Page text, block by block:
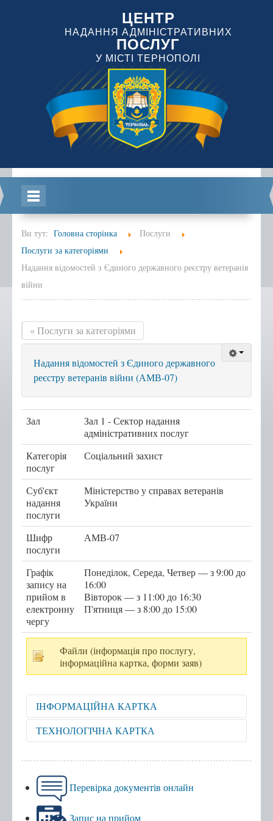
ЦЕНТР
НАДАННЯ АДМІНІСТРАТИВНИХ
ПОСЛУГ
У МІСТІ ТЕРНОПОЛІ
Головна
Інформація
Положення, Регламент
Графік роботи
Новини Тернопільської
міської ради
Корисна інформація
Віддалені робочі місця адміністраторів ЦНАП
с.Курівці
с. Іванківці
с. Чернихів
с. Кобзарівка
с. Городище
Послуги
Послуги передбачені для захисників та
захисниць
Тернопільська міська рада
Міністерство у справах ветеранів України
е-Ветеран
Послуги за суб'єктами надання
Перелік всіх послуг
Запис на прийом
Черга
Ви тут: Головна сторінка
Послуги
Послуги за категоріями
Надання відомостей з Єдиного державного реєстру ветеранів
війни
« Послуги за категоріями
Надання відомостей з Єдиного державного
реєстру ветеранів війни (АМВ-07)
Зал
Зал 1 - Сектор надання
адміністративних послуг
Категорія
послуг
Соціальний захист
Суб'єкт
надання
послуги
Міністерство у справах ветеранів
України
Шифр
послуги
АМВ-07
Графік
запису на
прийом в
електронну
чергу
Понеділок, Середа, Четвер — з 9:00 до
16:00
Вівторок — з 11:00 до 16:30
П'ятниця — з 8:00 до 15:00
Файли (інформація про послугу,
інформаційна картка, форми заяв)
ІНФОРМАЦІЙНА КАРТКА
Відкрити для перегляду
ТЕХНОЛОГІЧНА КАРТКА
Перевірка документів онлайн
Запис на прийом